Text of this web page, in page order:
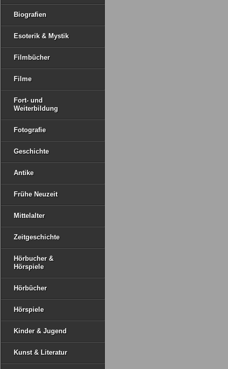
Biografien
Esoterik & Mystik
Filmbücher
Filme
Fort- und
Weiterbildung
Fotografie
Geschichte
Antike
Frühe Neuzeit
Mittelalter
Zeitgeschichte
Hörbucher &
Hörspiele
Hörbücher
Hörspiele
Kinder & Jugend
Kunst & Literatur